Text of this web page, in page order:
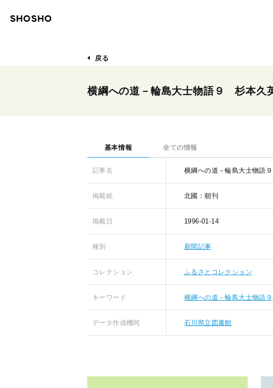
戻る
横綱への道－輪島大士物語９ 杉本
基本情報 全ての情報
記事名 横綱への道－輪島大士物
掲載紙 北國：朝刊
掲載日 1996-01-14
種別 新聞記事
コレクション ふるさとコレクション
キーワード 横綱への道－輪島大士物語９
データ作成機関 石川県立図書館